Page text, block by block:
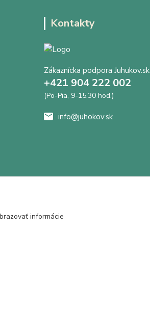
Kontakty
Zákaznícka podpora Juhukov.sk
+421 904 222 002
(Po-Pia, 9-15.30 hod.)
info@juhokov.sk
informácie